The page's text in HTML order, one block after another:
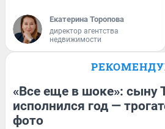
Екатерина Торопова
директор агентства
недвижимости
«Все еще в шоке»: сыну
исполнился год —
фото